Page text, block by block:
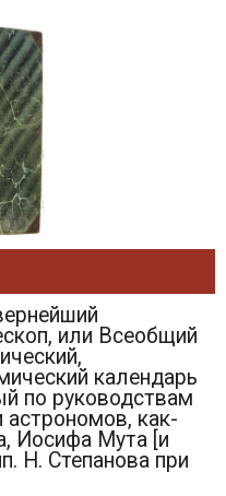
или Всеобщий
календарь
по руководствам
как-
Иосифа Мута [и
Н. Степанова при